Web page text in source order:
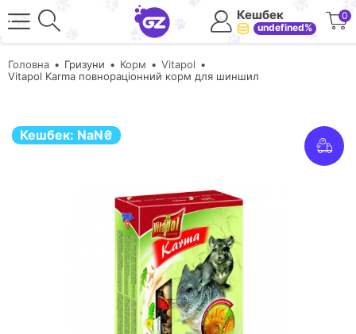
Кешбек
undefined%
0
Головна Гризуни Корм
Vitapol
Vitapol Karma повнораціонний корм для шиншил
Кешбек: NaN₴